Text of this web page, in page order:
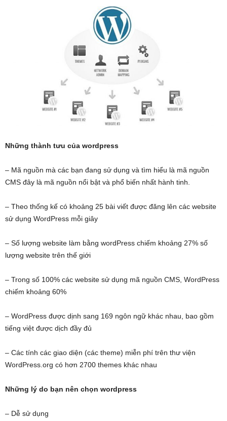
Những thành tưu của wordpress
– Mã nguồn mà các bạn đang sử dụng và tìm hiểu là mã nguồn
CMS đây là mã nguồn nổi bật và phổ biến nhất hành tinh.
– Theo thống kế có khoảng 25 bài viết được đăng lên các website
sử dụng WordPress mỗi giây
– Số lượng website làm bằng wordPress chiếm khoảng 27% số
lượng website trên thế giới
– Trong số 100% các website sử dụng mã nguồn CMS, WordPress
chiếm khoảng 60%
– WordPress được dịnh sang 169 ngôn ngữ khác nhau, bao gồm
tiếng việt được dịch đầy đủ
– Các tính các giao diện (các theme) miễn phí trên thư viện
WordPress.org có hơn 2700 themes khác nhau
Những lý do bạn nên chọn wordpress
– Dễ sử dụng